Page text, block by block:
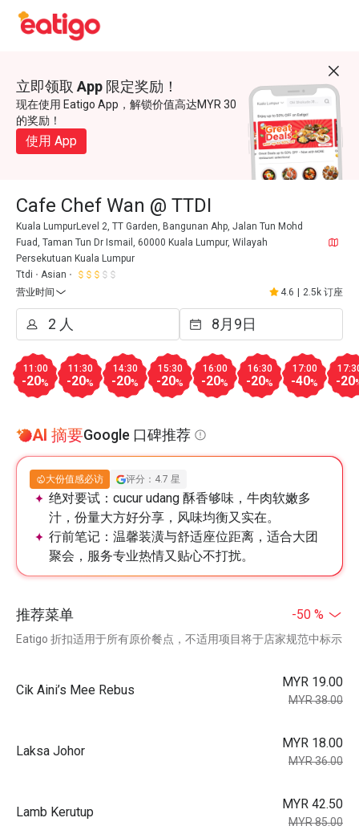
立即领取 App 限定奖励！
现在使用 Eatigo App，解锁价值高达MYR 30
的奖励！
使用 App
Cafe Chef Wan @ TTDI
Kuala LumpurLevel 2, TT Garden, Bangunan Ahp, Jalan Tun Mohd
Fuad, Taman Tun Dr Ismail, 60000 Kuala Lumpur, Wilayah
Persekutuan Kuala Lumpur
Ttdi
Asian
营业时间
4.6 2.5k 订座
11:00
-20%
11:30
-20%
14:30
-20%
15:30
-20%
16:00
-20%
16:30
-20%
17:00
-40% -20
AI 摘要Google 口碑推荐
大份值感必访 评分：4.7 星
绝对要试： cucur udang 酥香够味，牛肉软嫩多
汁，份量大方好分享，风味均衡又实在。
行前笔记： 温馨装潢与舒适座位距离，适合大团
聚会，服务专业热情又贴心不打扰。
推荐菜单 -50 %
Eatigo 折扣适用于所有原价餐点，不适用项目将于店家规范中标示
Cik Aini’s Mee Rebus
MYR 19.00
MYR 38.00
Laksa Johor
MYR 18.00
MYR 36.00
Lamb Kerutup
MYR 42.50
MYR 85.00